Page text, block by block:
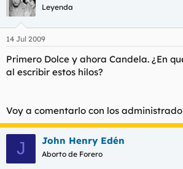
Leyenda
14 Jul 2009
Primero Dolce y ahora Candela. ¿En
al escribir estos hilos?
Voy a comentarlo con los
J John Henry Edén
Aborto de Forero